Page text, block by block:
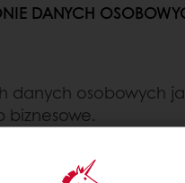
DANYCH
osobowych
biznesowe.